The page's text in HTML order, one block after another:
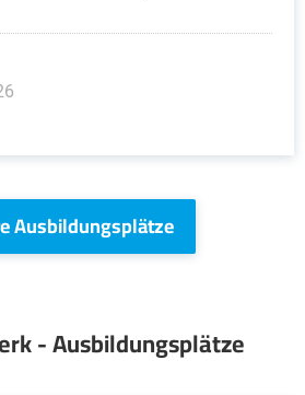
Ausbildungsplätze
- Ausbildungsplätze